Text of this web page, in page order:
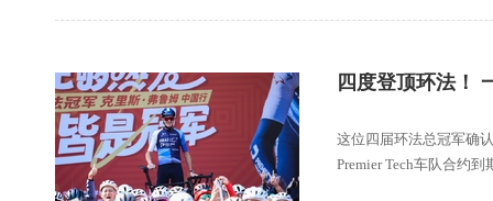
四度登顶环法！
这位四届环法总冠军确
Premier Tech车队合约